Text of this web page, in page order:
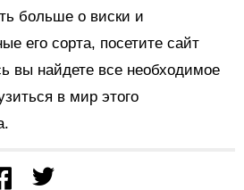
больше о виски и
его сорта, посетите сайт
вы найдете все необходимое
в мир этого